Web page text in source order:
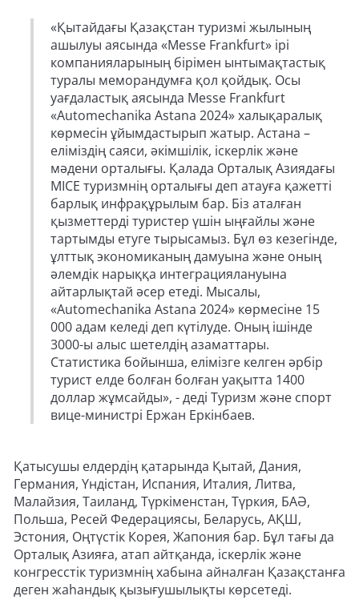
«Қытайдағы Қазақстан туризмі жылының
ашылуы аясында «Messe Frankfurt» ірі
компанияларының бірімен ынтымақтастық
туралы меморандумға қол қойдық. Осы
уағдаластық аясында Messe Frankfurt
«Automechanika Astana 2024» халықаралық
көрмесін ұйымдастырып жатыр. Астана –
еліміздің саяси, әкімшілік, іскерлік және
мәдени орталығы. Қалада Орталық Азиядағы
MICE туризмнің орталығы деп атауға қажетті
барлық инфрақұрылым бар. Біз аталған
қызметтерді туристер үшін ыңғайлы және
тартымды етуге тырысамыз. Бұл өз кезегінде,
ұлттық экономиканың дамуына және оның
әлемдік нарыққа интеграциялануына
айтарлықтай әсер етеді. Мысалы,
«Automechanika Astana 2024» көрмесіне 15
000 адам келеді деп күтілуде. Оның ішінде
3000-ы алыс шетелдің азаматтары.
Статистика бойынша, елімізге келген әрбір
турист елде болған болған уақытта 1400
доллар жұмсайды», - деді Туризм және спорт
вице-министрі Ержан Еркінбаев.
Қатысушы елдердің қатарында Қытай, Дания,
Германия, Үндістан, Испания, Италия, Литва,
Малайзия, Таиланд, Түркіменстан, Түркия, БАӘ,
Польша, Ресей Федерациясы, Беларусь, АҚШ,
Эстония, Оңтүстік Корея, Жапония бар. Бұл тағы да
Орталық Азияға, атап айтқанда, іскерлік және
конгресстік туризмнің хабына айналған Қазақстанға
деген жаһандық қызығушылықты көрсетеді.